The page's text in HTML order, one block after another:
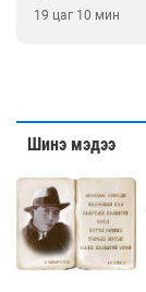
19 цаг 10 мин
Шинэ мэдээ